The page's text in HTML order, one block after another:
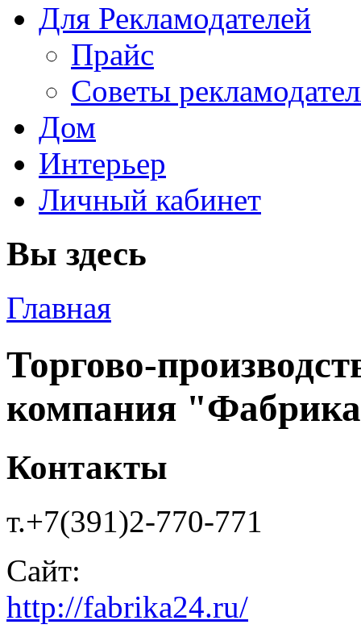
Для Рекламодателей
Прайс
Советы
Дом
Интерьер
Личный кабинет
Вы здесь
Главная
Торгово-
компания
Контакты
т.+7(391)2-770-771
Сайт:
http://fabrika24.ru/